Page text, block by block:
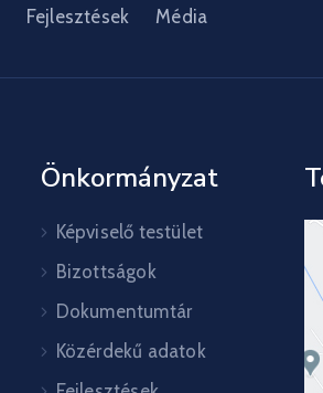
Fejlesztések Média
Önkormányzat
Képviselő testület
Bizottságok
Dokumentumtár
Közérdekű adatok